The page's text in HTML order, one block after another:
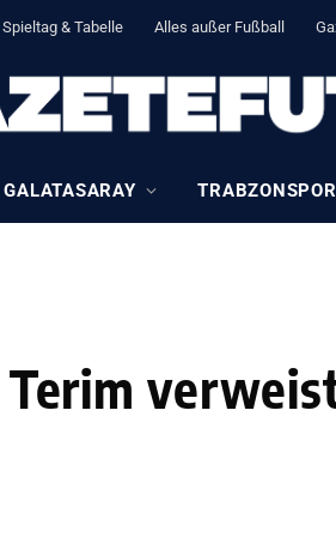
Spieltag & Tabelle Alles außer Fußball
GALATASARAY TRABZONSPOR